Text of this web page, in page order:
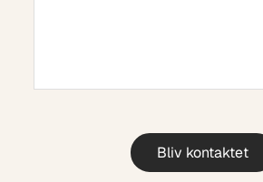
Bliv kontaktet